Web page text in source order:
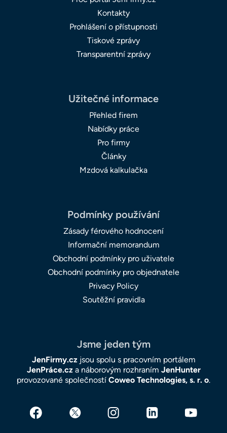
Kontakty
Prohlášení o přístupnosti
Tiskové zprávy
Transparentní zprávy
Užitečné informace
Přehled firem
Nabídky práce
Pro firmy
Články
Mzdová kalkulačka
Podmínky používání
Zásady férového hodnocení
Informační memorandum
Obchodní podmínky pro uživatele
Obchodní podmínky pro objednatele
Privacy Policy
Soutěžní pravidla
Jsme jeden tým
JenFirmy.czjsou spolu s pracovním portálem
JenPráce.cza náborovým rozhraním JenHunter
provozované společností Coweo Technologies, s. r. o.